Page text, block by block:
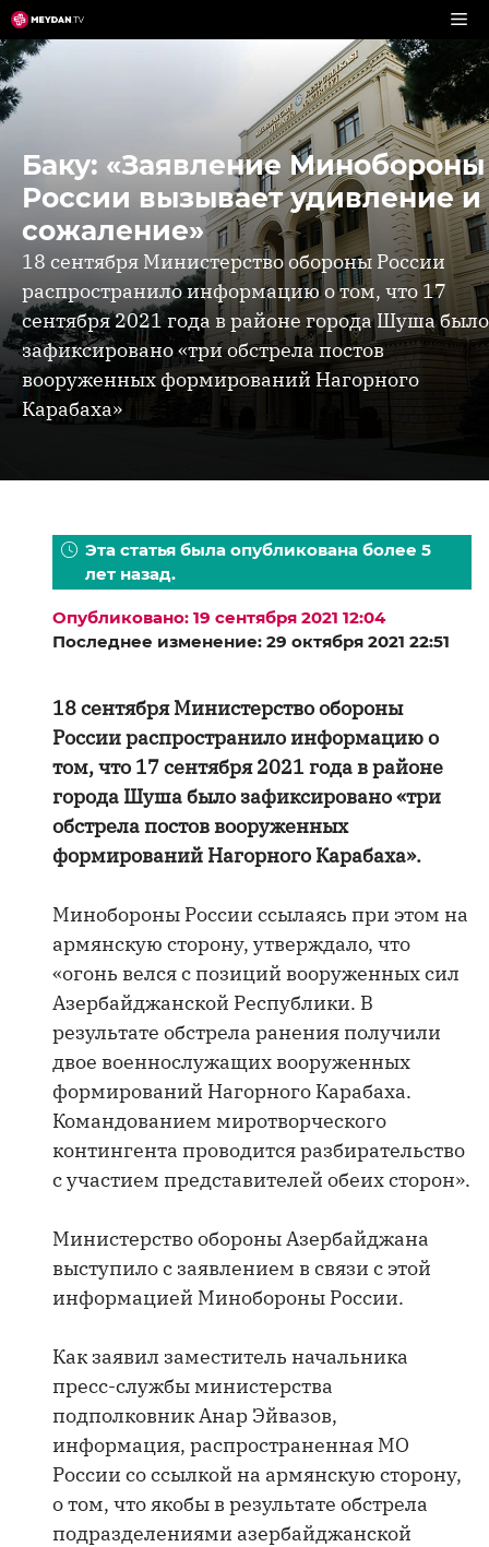
Перейти
к
содержимому
Баку: «Заявление Минобороны
России вызывает удивление и
сожаление»
18 сентября Министерство обороны России
распространило информацию о том, что 17
сентября 2021 года в районе города Шуша было
зафиксировано «три обстрела постов
вооруженных формирований Нагорного
Карабаха»
Эта статья была опубликована более 5
лет назад.
Опубликовано: 19 сентября 2021 12:04
Последнее изменение: 29 октября 2021 22:51
18 сентября Министерство обороны
России распространило информацию о
том, что 17 сентября 2021 года в районе
города Шуша было зафиксировано «три
обстрела постов вооруженных
формирований Нагорного Карабаха».
Минобороны России ссылаясь при этом на
армянскую сторону, утверждало, что
«огонь велся с позиций вооруженных сил
Азербайджанской Республики. В
результате обстрела ранения получили
двое военнослужащих вооруженных
формирований Нагорного Карабаха.
Командованием миротворческого
контингента проводится разбирательство
с участием представителей обеих сторон».
Министерство обороны Азербайджана
выступило с заявлением в связи с этой
информацией Минобороны России.
Как заявил заместитель начальника
пресс-службы министерства
подполковник Анар Эйвазов,
информация, распространенная МО
России со ссылкой на армянскую сторону,
о том, что якобы в результате обстрела
подразделениями азербайджанской